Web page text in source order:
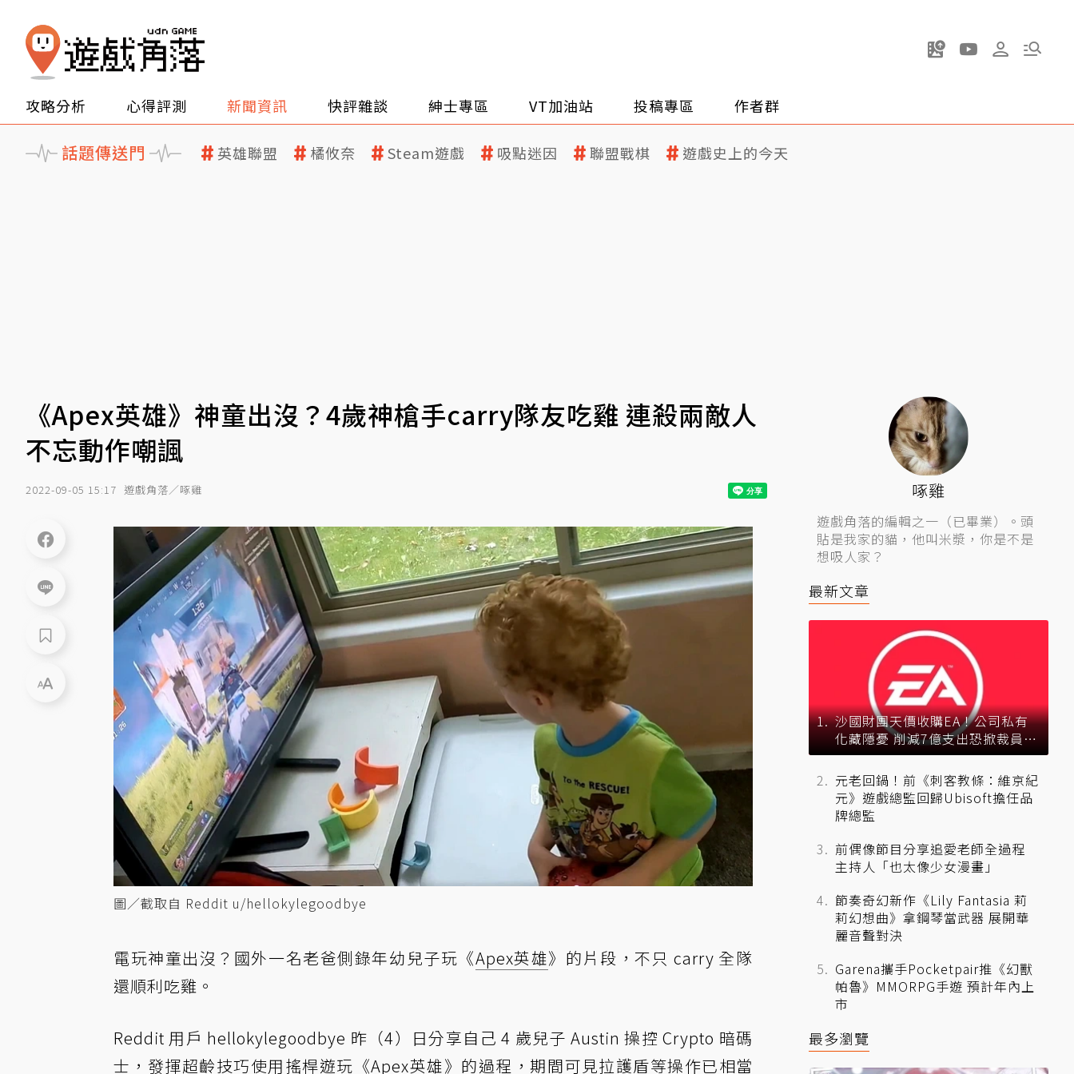
攻略分析 心得評測 新聞資訊 快評雜談 紳士專區 VT加油站 投稿專區 作者群
話題傳送門 英雄聯盟 橘攸奈 Steam遊戲 吸點迷因 聯盟戰棋 遊戲史上的今天
《Apex英雄》神童出沒？4歲神槍手carry隊友吃雞 連殺兩敵人
不忘動作嘲諷
2022-09-05 15:17 遊戲角落／啄雞
圖／截取自 Reddit u/hellokylegoodbye
電玩神童出沒？國外一名老爸側錄年幼兒子玩《Apex英雄》的片段，不只 carry 全隊
還順利吃雞。
Reddit 用戶 hellokylegoodbye 昨（4）日分享自己 4 歲兒子 Austin 操控 Crypto 暗碼
士，發揮超齡技巧使用搖桿遊玩《Apex英雄》的過程，期間可見拉護盾等操作已相當
啄雞
遊戲角落的編輯之一（已畢業）。頭
貼是我家的貓，他叫米漿，你是不是
想吸人家？
最新文章
沙國財團天價收購EA！公司私有
化藏隱憂 削減7億支出恐掀裁員風
暴？
元老回鍋！前《刺客教條：維京紀
元》遊戲總監回歸Ubisoft擔任品
牌總監
前偶像節目分享追愛老師全過程
主持人「也太像少女漫畫」
節奏奇幻新作《Lily Fantasia 莉
莉幻想曲》拿鋼琴當武器 展開華
麗音聲對決
Garena攜手Pocketpair推《幻獸
帕魯》MMORPG手遊 預計年內上
市
最多瀏覽